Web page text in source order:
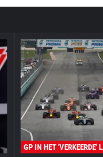
GP IN HET 'VERKEERDE'